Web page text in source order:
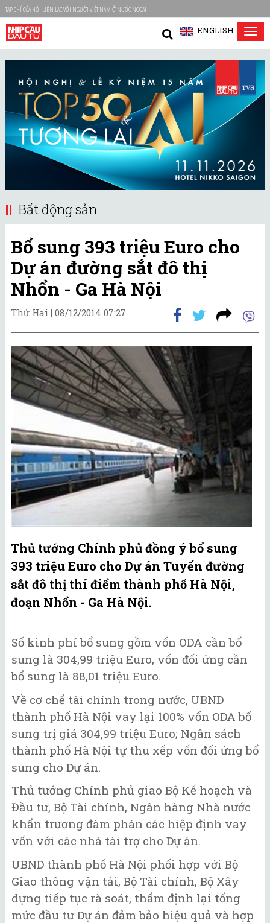
TẠP CHÍ CỦA HỘI LIÊN LẠC VỚI NGƯỜI VIỆT NAM Ở NƯỚC NGOÀI
ENGLISH
Bất động sản
Bổ sung 393 triệu Euro cho
Dự án đường sắt đô thị
Nhổn - Ga Hà Nội
Thứ Hai | 08/12/2014 07:27
Thủ tướng Chính phủ đồng ý bổ sung
393 triệu Euro cho Dự án Tuyến đường
sắt đô thị thí điểm thành phố Hà Nội,
đoạn Nhổn - Ga Hà Nội.
Số kinh phí bổ sung gồm vốn ODA cần bổ
sung là 304,99 triệu Euro, vốn đối ứng cần
bổ sung là 88,01 triệu Euro.
Về cơ chế tài chính trong nước, UBND
thành phố Hà Nội vay lại 100% vốn ODA bổ
sung trị giá 304,99 triệu Euro; Ngân sách
thành phố Hà Nội tự thu xếp vốn đối ứng bổ
sung cho Dự án.
Thủ tướng Chính phủ giao Bộ Kế hoạch và
Đầu tư, Bộ Tài chính, Ngân hàng Nhà nước
khẩn trương đàm phán các hiệp định vay
vốn với các nhà tài trợ cho Dự án.
UBND thành phố Hà Nội phối hợp với Bộ
Giao thông vận tải, Bộ Tài chính, Bộ Xây
dựng tiếp tục rà soát, thẩm định lại tổng
mức đầu tư Dự án đảm bảo hiệu quả và hợp